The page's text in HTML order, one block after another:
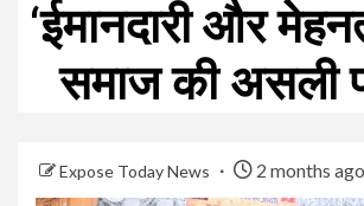
‘ईमानदारी और
समाज की असली
Expose Today News 2 months ago